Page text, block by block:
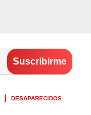
DESAPARECIDOS